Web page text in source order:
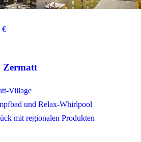
€
Zermatt
Village
und Relax-Whirlpool
mit regionalen Produkten